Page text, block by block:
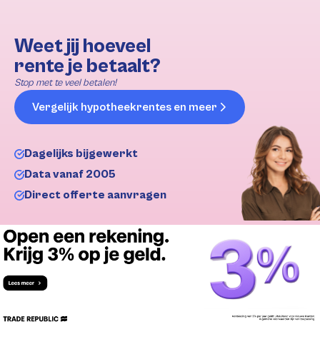
Weet jij hoeveel
rente je betaalt?
Stop met te veel betalen!
Vergelijk hypotheekrentes en meer
Dagelijks bijgewerkt
Data vanaf 2005
Direct offerte aanvragen